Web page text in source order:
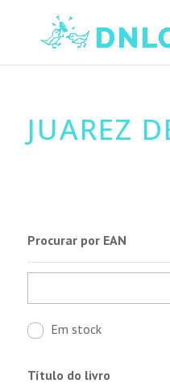
JUAREZ
Procurar por EAN
Em stock
Título do livro